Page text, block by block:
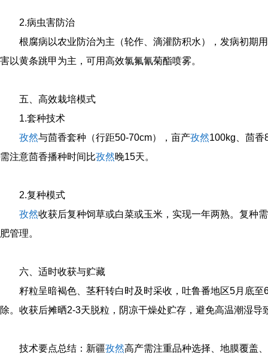
2.病虫害防治
根腐病以农业防治为主（轮作、滴灌防积水），发病初期
害以黄条跳甲为主，可用高效氯氟氰菊酯喷雾。
五、高效栽培模式
1.套种技术
孜然与茴香套种（行距50-70cm），亩产孜然100kg、茴香
需注意茴香播种时间比孜然晚15天。
2.复种模式
孜然收获后复种饲草或白菜或玉米，实现一年两熟。复种
肥管理。
六、适时收获与贮藏
籽粒呈暗褐色、茎秆转白时及时采收，吐鲁番地区5月底
除。收获后摊晒2-3天脱粒，阴凉干燥处贮存，避免高温潮湿导
技术要点总结：新疆孜然高产需注重品种选择、地膜覆盖